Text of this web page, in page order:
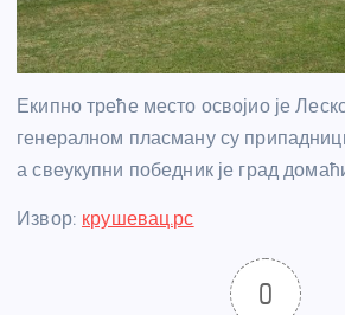
Екипно треће место освојио је
генералном пласману су
а свеукупни победник је град
Извор: крушевац.рс
0